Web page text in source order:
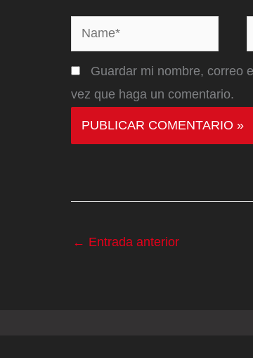
Name*
Guardar mi nombre, correo
vez que haga un comentario.
← Entrada anterior